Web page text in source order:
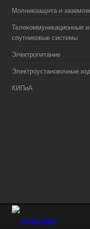
Молниезащита и
Телекоммуникационные и
спутниковые системы
Электропитание
Электроустановочные
КИПиА